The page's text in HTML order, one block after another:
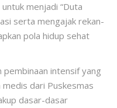
menjadi “Duta
serta mengajak rekan-
pola hidup sehat
pembinaan intensif yang
dari Puskesmas
dasar-dasar